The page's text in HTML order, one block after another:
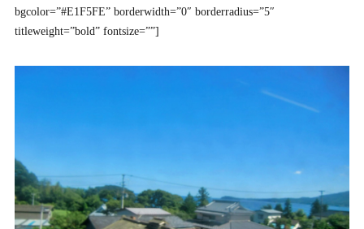
bgcolor=”#E1F5FE” borderwidth=”0″ borderradius=”5″
titleweight=”bold” fontsize=””]